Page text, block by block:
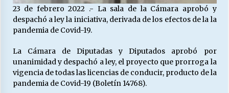
23/06/2026
16/06/2026
MUNICIPALIDADES, HONORARIOS, DESPIDOS
23 de febrero 2022 .- La sala de la Cámara aprobó y
despachó a ley la iniciativa, derivada de los efectos de la la
pandemia de Covid-19.
La Cámara de Diputadas y Diputados aprobó por
unanimidad y despachó a ley, el proyecto que prorroga la
vigencia de todas las licencias de conducir, producto de la
pandemia de Covid-19 (Boletín 14768).